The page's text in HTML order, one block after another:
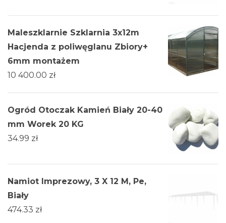
Maleszklarnie Szklarnia 3х12m
Hacjenda z poliwęglanu Zbiory+
6mm montażem
10 400.00 zł
Ogród Otoczak Kamień Biały 20-40
mm Worek 20 KG
34.99 zł
Namiot Imprezowy, 3 X 12 M, Pe,
Biały
474.33 zł